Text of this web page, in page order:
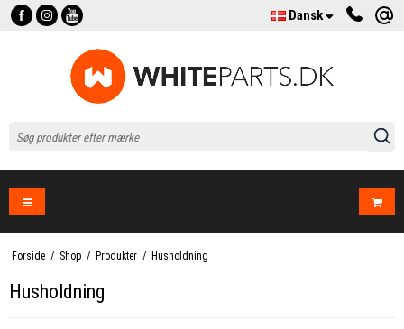
Dansk
Forside / Shop / Produkter / Husholdning
Husholdning